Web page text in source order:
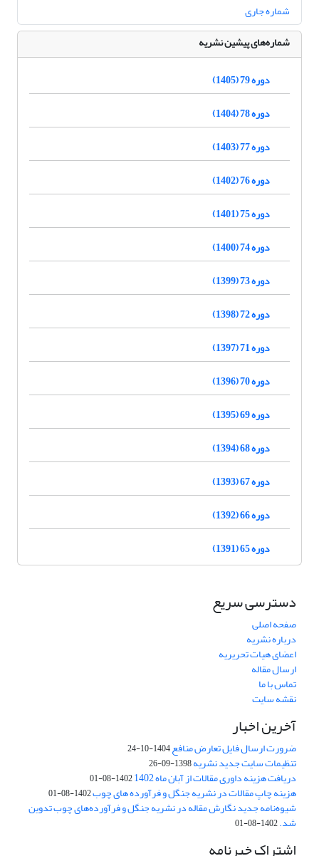
شماره جاری
شماره‌های پیشین نشریه
دوره 79 (1405)
دوره 78 (1404)
دوره 77 (1403)
دوره 76 (1402)
دوره 75 (1401)
دوره 74 (1400)
دوره 73 (1399)
دوره 72 (1398)
دوره 71 (1397)
دوره 70 (1396)
دوره 69 (1395)
دوره 68 (1394)
دوره 67 (1393)
دوره 66 (1392)
دوره 65 (1391)
دسترسی سریع
صفحه اصلی
درباره نشریه
اعضای هیات تحریریه
ارسال مقاله
تماس با ما
نقشه سایت
آخرین اخبار
ضرورت ارسال فایل تعارض منافع1404-10-24
تنظیمات سایت جدید نشریه1398-09-26
دریافت هزینه داوری مقالات از آبان ماه 1402 1402-08-01
هزینه چاپ مقالات در نشریه جنگل و فرآورده های چوب1402-08-01
شیوه‌نامه جدید نگارش مقاله در نشریه جنگل و فرآورده‌های چوب تدوین
شد.1402-08-01
اشتراک خبرنامه